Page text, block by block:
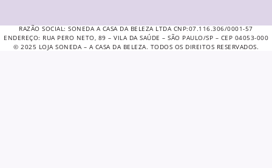
RAZÃO SOCIAL: SONEDA A CASA DA BELEZA LTDA CNP:07.116.306/0001-57
ENDEREÇO: RUA PERO NETO, 89 – VILA DA SAÚDE – SÃO PAULO/SP – CEP 04053-000
© 2025 LOJA SONEDA – A CASA DA BELEZA. TODOS OS DIREITOS RESERVADOS.